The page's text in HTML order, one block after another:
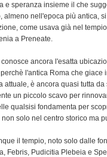
e speranza insieme il che
almeno nell'epoca più antica,
come usava già nel
a Preneate.
conosce ancora l'esatta
l'antica Roma che giace
attuale, è ancora quasi tutta da
un piccolo scavo per
qualsisi fondamenta per
non solo nel centro storico ma
il tempio, noto solo dalle
Febris, Pudicitia Plebeia e